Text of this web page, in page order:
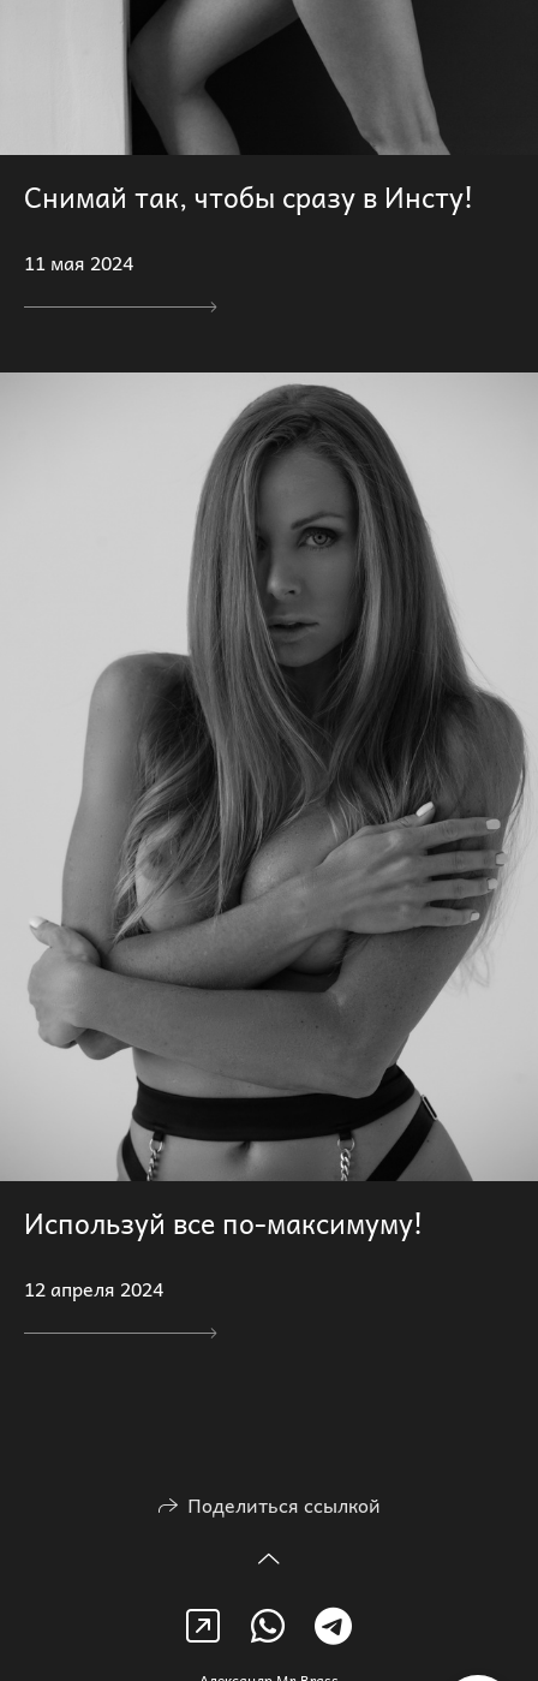
Снимай так, чтобы сразу в Инсту!
11 мая 2024
Используй все по-максимуму!
12 апреля 2024
Поделиться ссылкой